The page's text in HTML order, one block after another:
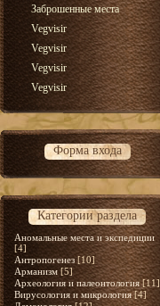
Заброшенные места
Vegvisir
Vegvisir
Vegvisir
Vegvisir
Форма входа
Категории раздела
Аномальные места и экспедиции
[4]
Антропогенез [10]
Арманизм [5]
Археология и палеонтология [11]
Вирусология и микрология [4]